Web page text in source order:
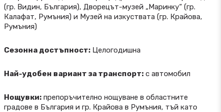
(гр. Видин, България), Дворецът-музей „Маринку“ (гр.
Калафат, Румъния) и Музей на изкуствата (гр. Крайова,
Румъния)
Сезонна достъпност: Целогодишна
Най-удобен вариант за транспорт: с автомобил
Нощувки: препоръчително нощуване в областните
градове в България и гр. Крайова в Румъния, тъй като